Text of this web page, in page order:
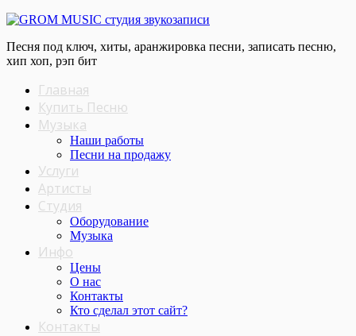
Песня под ключ, хиты, аранжировка песни, записать песню,
хип хоп, рэп бит
Главная
Купить Песню
Музыка
Наши работы
Песни на продажу
Услуги
Артисты
Студия
Оборудование
Музыка
Инфо
Цены
О нас
Контакты
Кто сделал этот cайт?
Контакты